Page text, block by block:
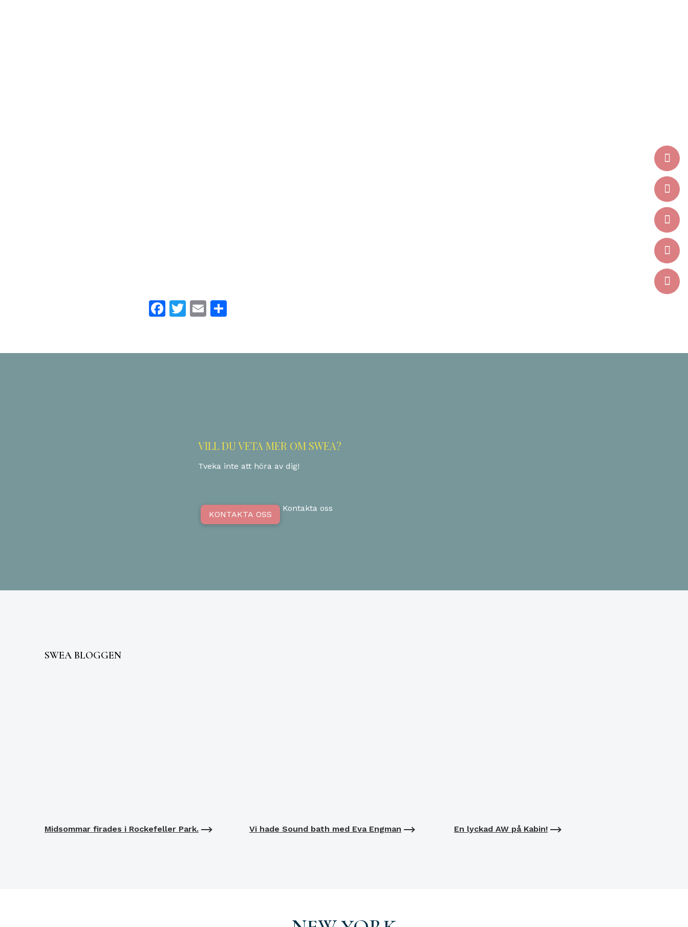
Facebook
Twitter
Email
VILL DU VETA MER OM SWEA?
Tveka inte att höra av dig!
KONTAKTA OSS
Kontakta oss
SWEA BLOGGEN
Midsommar firades i Rockefeller Park. Vi hade Sound bath med Eva Engman En lyckad AW på Kabin!